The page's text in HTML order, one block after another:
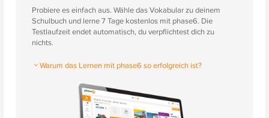
Probiere es einfach aus. Wähle das Vokabular zu deinem
Schulbuch und lerne 7 Tage kostenlos mit phase6. Die
Testlaufzeit endet automatisch, du verpflichtest dich zu
nichts.
Warum das Lernen mit phase6 so erfolgreich ist?